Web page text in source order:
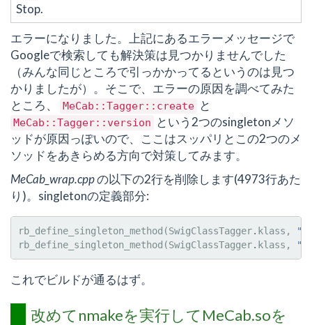
Stop.
エラーになりました。上記にあるエラーメッセージで
Googleで検索しても解決策は見つかりませんでした
（みんな同じところで引っかかってるというのは見つ
かりましたが）。そこで、エラーの原因を調べてみた
ところ、
MeCab::Tagger::create と
MeCab::Tagger::version
という2つのsingletonメソ
ッドが原因っぽいので、ここはスッパリとこの2つのメ
ソッドをあきらめる方向で対策してみます。
MeCab_wrap.cppの以下の2行を削除します(4973行あた
り)。singletonの定義部分:
rb_define_singleton_method (SwigClassTagger. klass ,
rb_define_singleton_method (SwigClassTagger. klass ,
これでビルドが通るはず。
改めてnmakeを実行してMeCab.soを